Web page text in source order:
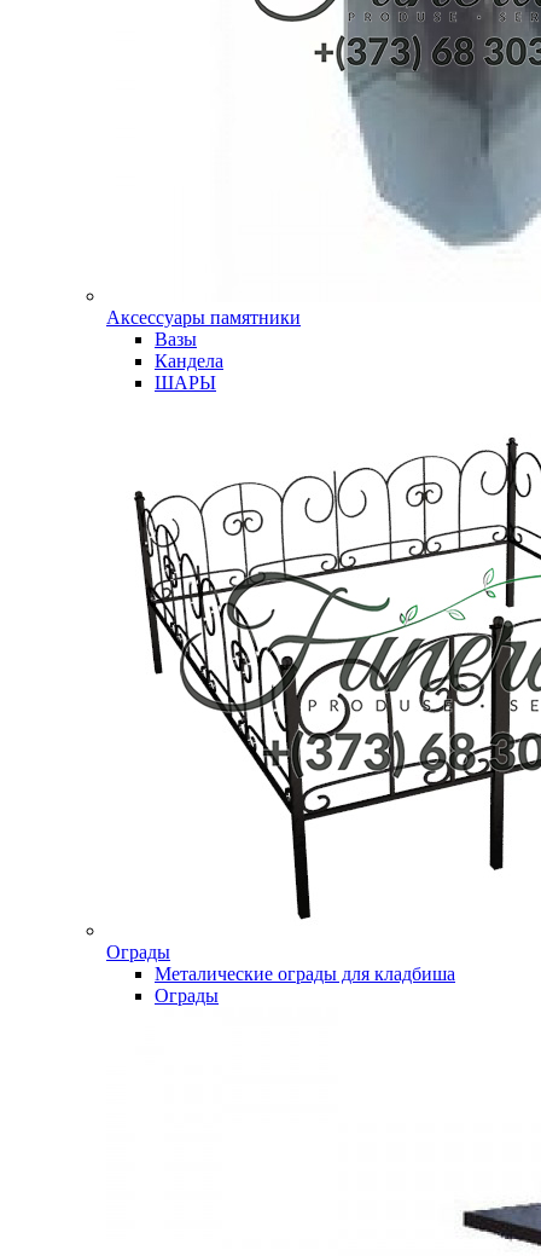
Аксессуары памятники
Вазы
Кандела
ШАРЫ
Ограды
Металические ограды для кладбиша
Ограды